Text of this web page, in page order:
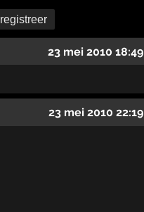
registreer
23 mei 2010 18:49
23 mei 2010 22:19